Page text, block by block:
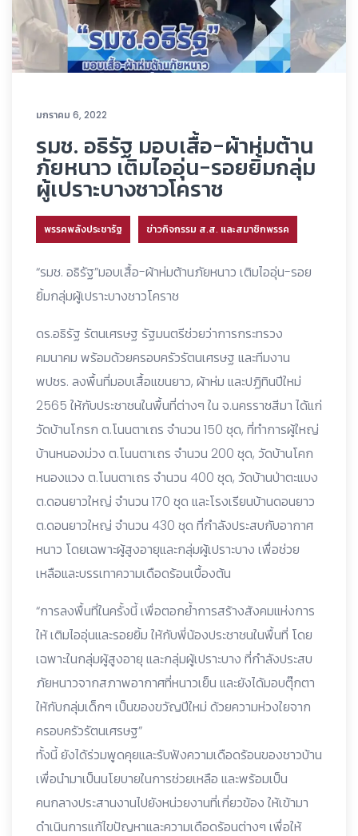
มกราคม 6, 2022
รมช. อธิรัฐ มอบเสื้อ-ผ้าห่มต้าน
ภัยหนาว เติมไออุ่น-รอยยิ้มกลุ่ม
ผู้เปราะบางชาวโคราช
พรรคพลังประชารัฐ ข่าวกิจกรรม ส.ส. และสมาชิกพรรค
“รมช. อธิรัฐ”มอบเสื้อ-ผ้าห่มต้านภัยหนาว เติมไออุ่น-รอย
ยิ้มกลุ่มผู้เปราะบางชาวโคราช
ดร.อธิรัฐ รัตนเศรษฐ รัฐมนตรีช่วยว่าการกระทรวง
คมนาคม พร้อมด้วยครอบครัวรัตนเศรษฐ และทีมงาน
พปชร. ลงพื้นที่มอบเสื้อแขนยาว, ผ้าห่ม และปฏิทินปีใหม่
2565 ให้กับประชาชนในพื้นที่ต่างๆ ใน จ.นครราชสีมา ได้แก่
วัดบ้านโกรก ต.โนนตาเถร จำนวน 150 ชุด, ที่ทำการผู้ใหญ่
บ้านหนองม่วง ต.โนนตาเถร จำนวน 200 ชุด, วัดบ้านโคก
หนองแวง ต.โนนตาเถร จำนวน 400 ชุด, วัดบ้านป่าตะแบง
ต.ดอนยาวใหญ่ จำนวน 170 ชุด และโรงเรียนบ้านดอนยาว
ต.ดอนยาวใหญ่ จำนวน 430 ชุด ที่กำลังประสบกับอากาศ
หนาว โดยเฉพาะผู้สูงอายุและกลุ่มผู้เปราะบาง เพื่อช่วย
เหลือและบรรเทาความเดือดร้อนเบื้องต้น
“การลงพื้นที่ในครั้งนี้ เพื่อตอกย้ำการสร้างสังคมแห่งการ
ให้ เติมไออุ่นและรอยยิ้ม ให้กับพี่น้องประชาชนในพื้นที่ โดย
เฉพาะในกลุ่มผู้สูงอายุ และกลุ่มผู้เปราะบาง ที่กำลังประสบ
ภัยหนาวจากสภาพอากาศที่หนาวเย็น และยังได้มอบตุ๊กตา
ให้กับกลุ่มเด็กๆ เป็นของขวัญปีใหม่ ด้วยความห่วงใยจาก
ครอบครัวรัตนเศรษฐ”
ทั้งนี้ ยังได้ร่วมพูดคุยและรับฟังความเดือดร้อนของชาวบ้าน
เพื่อนำมาเป็นนโยบายในการช่วยเหลือ และพร้อมเป็น
คนกลางประสานงานไปยังหน่วยงานที่เกี่ยวข้อง ให้เข้ามา
ดำเนินการแก้ไขปัญหาและความเดือดร้อนต่างๆ เพื่อให้